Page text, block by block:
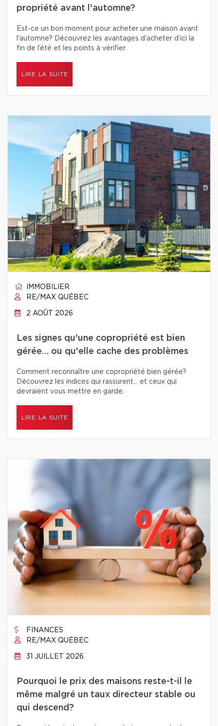
propriété avant l'automne?
Est-ce un bon moment pour acheter une maison avant
l'automne? Découvrez les avantages d'acheter d’ici la
fin de l’été et les points à vérifier.
LIRE LA SUITE
IMMOBILIER
RE/MAX QUÉBEC
2 AOÛT 2026
Les signes qu'une copropriété est bien
gérée… ou qu'elle cache des problèmes
Comment reconnaître une copropriété bien gérée?
Découvrez les indices qui rassurent… et ceux qui
devraient vous mettre en garde.
LIRE LA SUITE
FINANCES
RE/MAX QUÉBEC
31 JUILLET 2026
Pourquoi le prix des maisons reste-t-il le
même malgré un taux directeur stable ou
qui descend?